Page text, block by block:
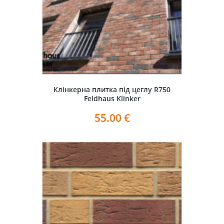
Клінкерна плитка під цеглу R750
Feldhaus Klinker
55.00 €